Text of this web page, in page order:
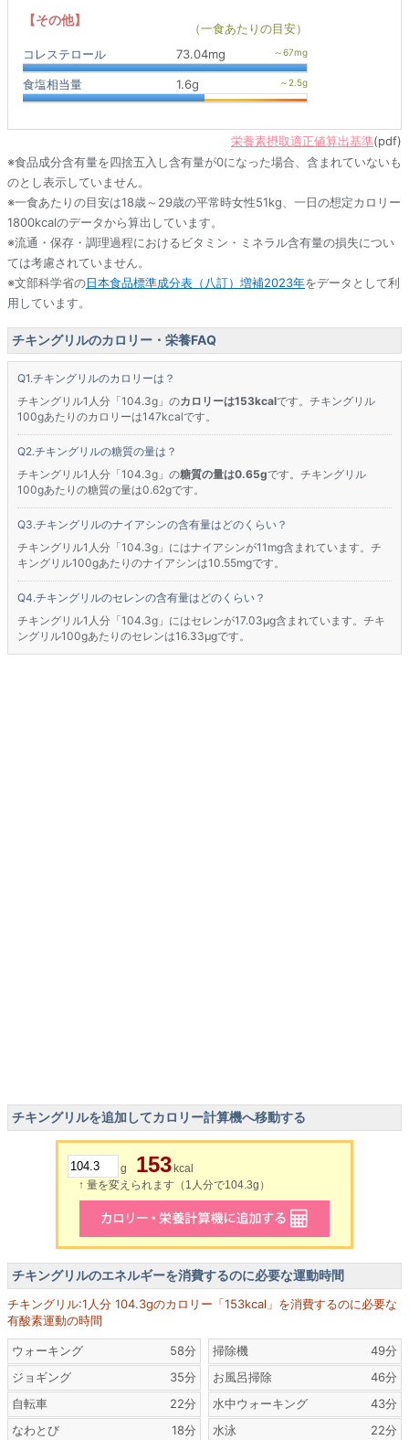
【その他】
（一食あたりの目安）
コレステロール
73.04mg
食塩相当量 1.6g
栄養素摂取適正値算出基準(pdf)
※食品成分含有量を四捨五入し含有量が0になった場合、含まれていないも
のとし表示していません。
※一食あたりの目安は18歳～29歳の平常時女性51kg、一日の想定カロリー
1800kcalのデータから算出しています。
※流通・保存・調理過程におけるビタミン・ミネラル含有量の損失につい
ては考慮されていません。
※文部科学省の日本食品標準成分表（八訂）増補2023年をデータとして利
用しています。
チキングリルのカロリー・栄養FAQ
チキングリルのカロリーは？
チキングリル1人分「104.3g」のカロリーは153kcalです。チキングリル
100gあたりのカロリーは147kcalです。
チキングリルの糖質の量は？
チキングリル1人分「104.3g」の糖質の量は0.65gです。チキングリル
100gあたりの糖質の量は0.62gです。
チキングリルのナイアシンの含有量はどのくらい？
チキングリル1人分「104.3g」にはナイアシンが11mg含まれています。チ
キングリル100gあたりのナイアシンは10.55mgです。
チキングリルのセレンの含有量はどのくらい？
チキングリル1人分「104.3g」にはセレンが17.03μg含まれています。チキ
ングリル100gあたりのセレンは16.33μgです。
チキングリルを追加してカロリー計算機へ移動する
g 153 kcal
↑ 量を変えられます（1人分で104.3g）
チキングリルのエネルギーを消費するのに必要な運動時間
チキングリル:1人分 104.3gのカロリー「153kcal」を消費するのに必要な
有酸素運動の時間
ウォーキング
58分
ジョギング
35分
自転車
22分
なわとび
18分
掃除機
49分
お風呂掃除
46分
水中ウォーキング
43分
水泳
22分